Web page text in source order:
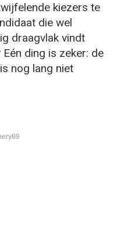
kiezers te
die wel
draagvlak vindt
ding is zeker: de
nog lang niet